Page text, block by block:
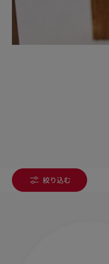
絞り込む